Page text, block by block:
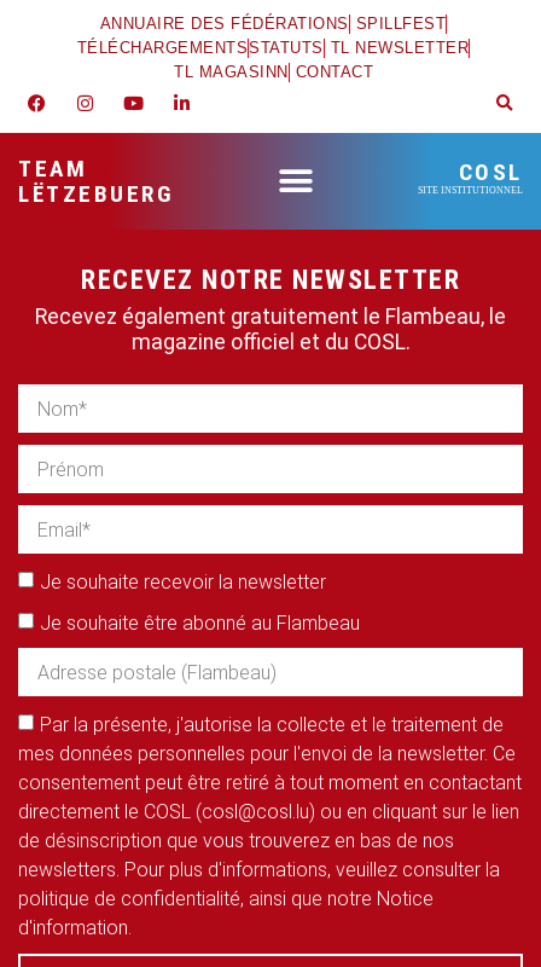
ANNUAIRE DES FÉDÉRATIONS SPILLFEST
TÉLÉCHARGEMENTSSTATUTS TL NEWSLETTER
TL MAGASINN CONTACT
TEAM
LËTZEBUERG
COSL
SITE INSTITUTIONNEL
RECEVEZ NOTRE NEWSLETTER
Recevez également gratuitement le Flambeau, le
magazine officiel et du COSL.
Je souhaite recevoir la newsletter
Je souhaite être abonné au Flambeau
Par la présente, j'autorise la collecte et le traitement de
mes données personnelles pour l'envoi de la newsletter. Ce
consentement peut être retiré à tout moment en contactant
directement le COSL (cosl@cosl.lu) ou en cliquant sur le lien
de désinscription que vous trouverez en bas de nos
newsletters. Pour plus d'informations, veuillez consulter la
politique de confidentialité, ainsi que notre Notice
d'information.